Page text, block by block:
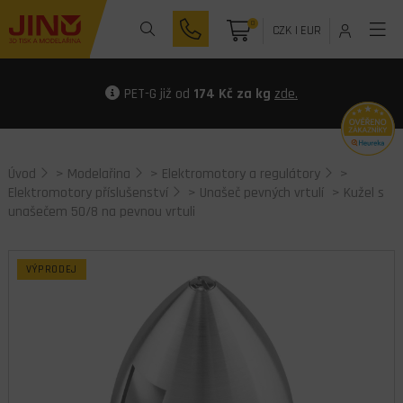
0 CZK| EUR
PET-G již od 174 Kč za kg zde.
Úvod > Modelařina > Elektromotory a regulátory
>
Elektromotory příslušenství
> Unašeč pevných vrtulí > Kužel s
unašečem 50/8 na pevnou vrtuli
VÝPRODEJ